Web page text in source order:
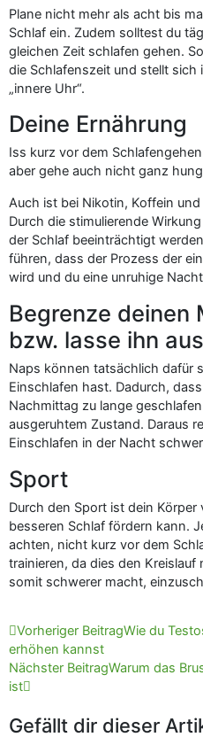
Plane nicht mehr als acht bis
Schlaf ein. Zudem solltest du
gleichen Zeit schlafen gehen.
die Schlafenszeit und stellt sich
„innere Uhr“.
Deine Ernährung
Iss kurz vor dem
aber gehe auch nicht ganz
Auch ist bei Nikotin, Koffein
Durch die stimulierende
der Schlaf beeinträchtigt
führen, dass der Prozess der
wird und du eine unruhige
Begrenze deinen
bzw. lasse ihn aus
Naps können tatsächlich dafür
Einschlafen hast. Dadurch,
Nachmittag zu lange
ausgeruhtem Zustand. Daraus
Einschlafen in der Nacht
Sport
Durch den Sport ist dein Körper
besseren Schlaf fördern kann.
achten, nicht kurz vor dem
trainieren, da dies den
somit schwerer macht,
Zurück
Vorheriger BeitragWie du
erhöhen kannst
Nächster BeitragWarum das
ist
Nächster
Gefällt dir dieser